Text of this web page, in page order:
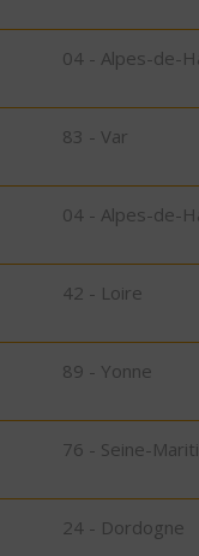
04 - Alpes-de-
83 - Var
04 - Alpes-de-
42 - Loire
89 - Yonne
76 - Seine-
24 - Dordogne